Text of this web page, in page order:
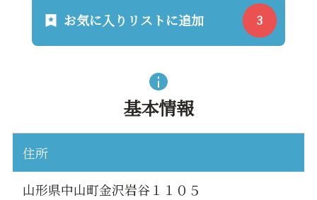
お気に入りリストに追加
基本情報
住所
山形県中山町金沢岩谷１１０５